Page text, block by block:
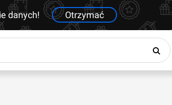
danych! Otrzymać